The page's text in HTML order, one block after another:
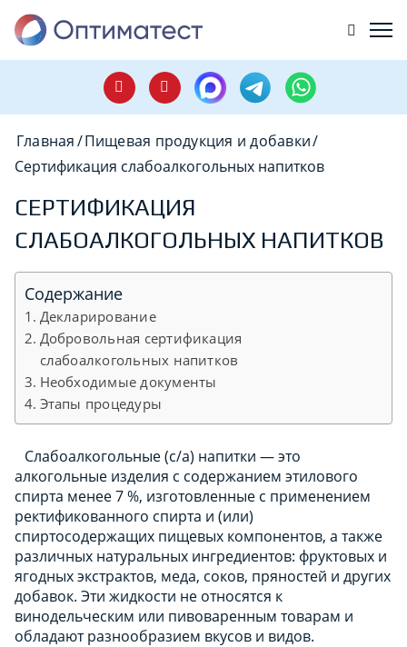
Главная/Пищевая продукция и добавки/
Сертификация слабоалкогольных напитков
СЕРТИФИКАЦИЯ
СЛАБОАЛКОГОЛЬНЫХ НАПИТКОВ
Содержание
Декларирование
Добровольная сертификация
слабоалкогольных напитков
Необходимые документы
Этапы процедуры
Слабоалкогольные (с/а) напитки — это
алкогольные изделия с содержанием этилового
спирта менее 7 %, изготовленные с применением
ректификованного спирта и (или)
спиртосодержащих пищевых компонентов, а также
различных натуральных ингредиентов: фруктовых и
ягодных экстрактов, меда, соков, пряностей и других
добавок. Эти жидкости не относятся к
винодельческим или пивоваренным товарам и
обладают разнообразием вкусов и видов.